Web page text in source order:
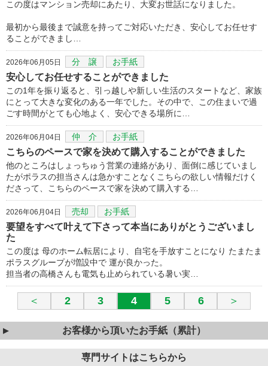
この度はマンション売却にあたり、大変お世話になりました。
最初から最後まで誠意を持ってご対応いただき、安心してお任せす
ることができまし…
2026年06月05日 分 譲 お手紙
安心してお任せすることができました
この1年を振り返ると、引っ越しや新しい生活のスタートなど、家族
にとって大きな変化のある一年でした。その中で、この住まいで過
ごす時間がとても心地よく、安心できる場所に…
2026年06月04日 仲 介 お手紙
こちらのペースで家を決めて購入することができました
他のところはしょっちゅう営業の連絡があり、面倒に感じていまし
たがポラスの担当さんは急かすことなくこちらの欲しい情報だけく
ださって、こちらのペースで家を決めて購入する…
2026年06月04日 売却 お手紙
要望をすべて叶えて下さって本当にありがとうございまし
た
この度は 母のホーム転居により、自宅を手放すことになり たまたま
ポラスグループが増設中で 運が良かった。
担当者の高橋さんも電気も止められている暑い実…
＜ 2 3 4 5 6 ＞
お客様から頂いたお手紙（累計）
専門サイトはこちらから